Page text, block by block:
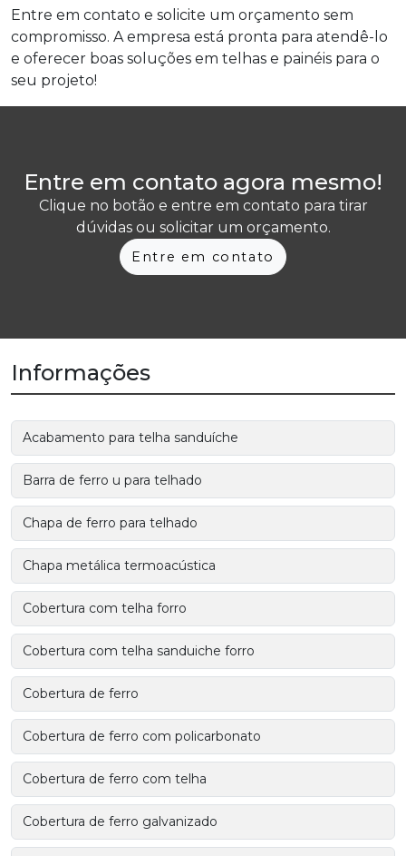
Entre em contato e solicite um orçamento sem
compromisso. A empresa está pronta para atendê-lo
e oferecer boas soluções em telhas e painéis para o
seu projeto!
Entre em contato agora mesmo!
Clique no botão e entre em contato para tirar
dúvidas ou solicitar um orçamento.
Entre em contato
Informações
Acabamento para telha sanduíche
Barra de ferro u para telhado
Chapa de ferro para telhado
Chapa metálica termoacústica
Cobertura com telha forro
Cobertura com telha sanduiche forro
Cobertura de ferro
Cobertura de ferro com policarbonato
Cobertura de ferro com telha
Cobertura de ferro galvanizado